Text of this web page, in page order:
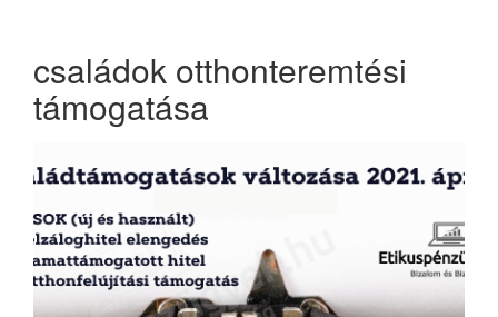
családok otthonteremtési
támogatása